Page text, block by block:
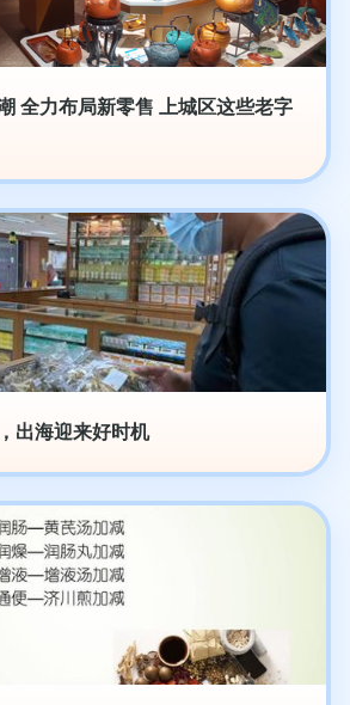
全力布局新零售 上城区这些老字
出海迎来好时机